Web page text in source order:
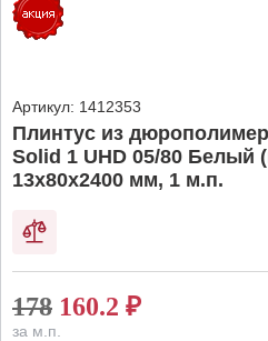
Артикул: 1412353
Плинтус из
Solid 1 UHD 05/80 Белый
13х80х2400 мм, 1 м.п.
178 160.2 ₽
за м.п.